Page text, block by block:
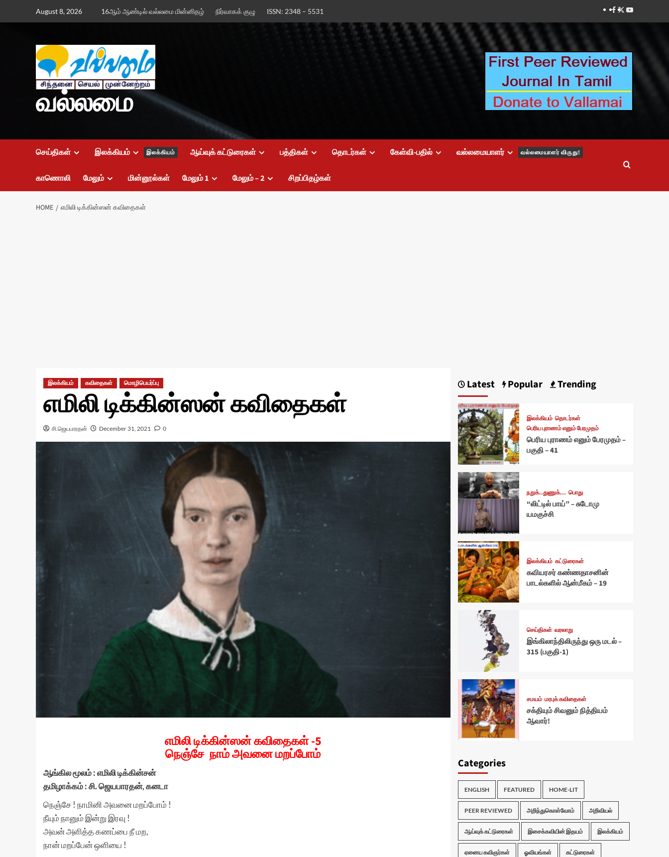
August 8, 2026 16ஆம் ஆண்டில் வல்லமை மின்னிதழ் நிர்வாகக் குழு ISSN: 2348 – 5531 Facebook
TwitterYoutube
வல்லமை
செய்திகள் இலக்கியம் இலக்கியம் ஆய்வுக் கட்டுரைகள் பத்திகள் தொடர்கள் கேள்வி-பதில் வல்லமையாளர் வல்லமையாளர் விருது!
காணொலி மேலும் மின்னூல்கள் மேலும் 1 மேலும் – 2 சிறப்பிதழ்கள்
HOME எமிலி டிக்கின்ஸன் கவிதைகள்
இலக்கியம் கவிதைகள் மொழிபெயர்ப்பு
எமிலி டிக்கின்ஸன் கவிதைகள்
சி.ஜெயபாரதன் December 31, 2021 0
எமிலி டிக்கின்ஸன் கவிதைகள் -5
நெஞ்சே நாம் அவனை மறப்போம்
ஆங்கில மூலம் : எமிலி டிக்கின்சன்
தமிழாக்கம் : சி. ஜெயபாரதன், கனடா
நெஞ்சே ! நாமினி அவனை மறப்போம் !
நீயும் நானும் இன்று இரவு !
அவன் அளித்த கணப்பை நீ மற,
நான் மறப்பேன் ஒளியை !
Latest Popular Trending
இலக்கியம் தொடர்கள்
பெரிய புராணம் எனும் பேரமுதம்
பெரிய புராணம் எனும் பேரமுதம் –
பகுதி – 41
நறுக்..துணுக்... பொது
“லிட்டில் பாய்” – சுடோமு
யமகுச்சி
இலக்கியம் கட்டுரைகள்
கவியரசர் கண்ணதாசனின்
பாடல்களில் ஆன்மீகம் – 19
செய்திகள் வரலாறு
இங்கிலாந்திலிருந்து ஒரு மடல் –
315 (பகுதி-1)
சமயம் மரபுக் கவிதைகள்
சக்தியும் சிவனும் நித்தியம்
ஆவார்!
Categories
ENGLISH FEATURED HOME-LIT
PEER REVIEWED அறிந்துகொள்வோம் அறிவியல்
ஆய்வுக் கட்டுரைகள் இசைக்கவியின் இதயம் இலக்கியம்
ஏனைய கவிஞர்கள் ஓவியங்கள் கட்டுரைகள்